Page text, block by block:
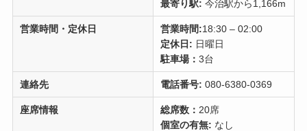
最寄り駅: 今治駅から1,166m
営業時間・定休日 営業時間:18:30 – 02:00
定休日: 日曜日
駐車場：3台
連絡先 電話番号: 080-6380-0369
座席情報 総席数： 20席
個室の有無: なし